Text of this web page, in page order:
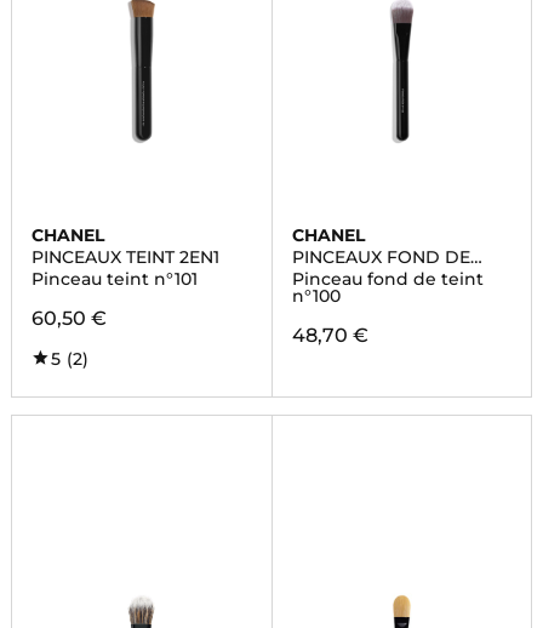
CHANEL
PINCEAUX TEINT 2EN1
Pinceau teint n°101
60,50 €
5 (2)
CHANEL
PINCEAUX FOND DE
TEINT
Pinceau fond de teint
n°100
48,70 €